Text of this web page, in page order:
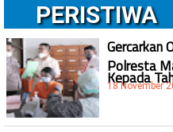
PERISTIWA
Gercarkan
Polresta
Kepada
18 November